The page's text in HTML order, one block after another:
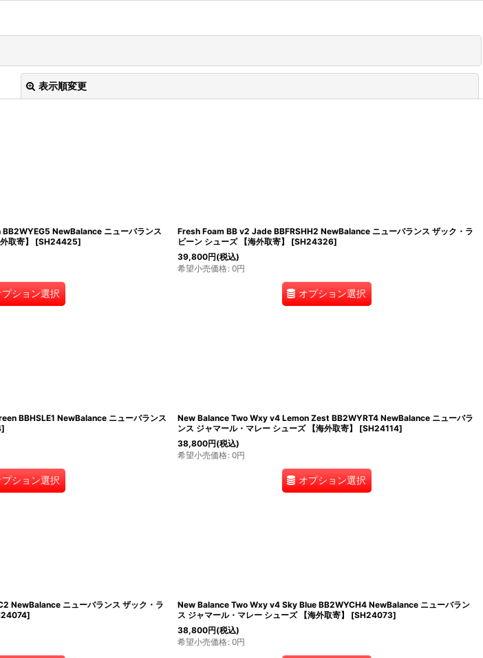
表示順変更
NewBalance ニューバランス
取寄】
[SH24425]
プション選択
Fresh Foam BB v2 Jade BBFRSHH2 NewBalance ニューバランス ザック・ラ
ビーン シューズ 【海外取寄】
[SH24326]
39,800円(税込)
希望小売価格: 0円
オプション選択
BBHSLE1 NewBalance ニューバランス
]
プション選択
New Balance Two Wxy v4 Lemon Zest BB2WYRT4 NewBalance ニューバラ
ンス ジャマール・マレー シューズ 【海外取寄】
[SH24114]
38,800円(税込)
希望小売価格: 0円
オプション選択
NewBalance ニューバランス ザック・ラ
]
New Balance Two Wxy v4 Sky Blue BB2WYCH4 NewBalance ニューバラン
ス ジャマール・マレー シューズ 【海外取寄】
[SH24073]
38,800円(税込)
希望小売価格: 0円